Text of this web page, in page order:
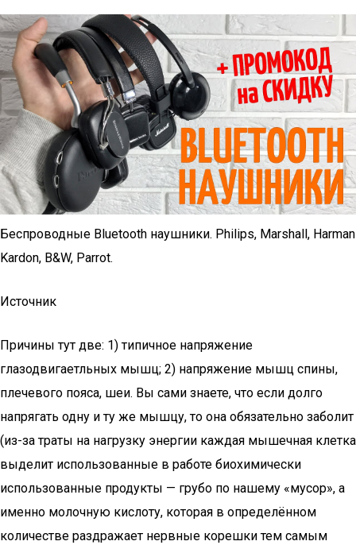
Беспроводные Bluetooth наушники. Philips, Marshall, Harman
Kardon, B&W, Parrot.
Источник
Причины тут две: 1) типичное напряжение
глазодвигаетльных мышц; 2) напряжение мышц спины,
плечевого пояса, шеи. Вы сами знаете, что если долго
напрягать одну и ту же мышцу, то она обязательно заболит
(из-за траты на нагрузку энергии каждая мышечная клетка
выделит использованные в работе биохимически
использованные продукты — грубо по нашему «мусор», а
именно молочную кислоту, которая в определённом
количестве раздражает нервные корешки тем самым